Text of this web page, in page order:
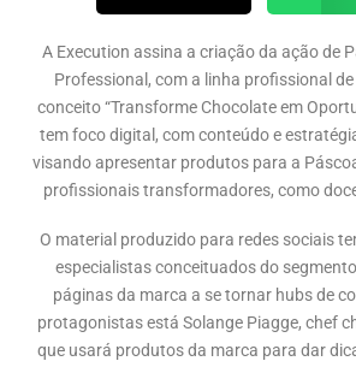
A Execution assina a criação da ação de
Professional, com a linha profissional de
conceito “Transforme Chocolate em
tem foco digital, com conteúdo e
visando apresentar produtos para a
profissionais transformadores, como
O material produzido para redes sociais
especialistas conceituados do
páginas da marca a se tornar hubs de
protagonistas está Solange Piagge, chef
que usará produtos da marca para dar